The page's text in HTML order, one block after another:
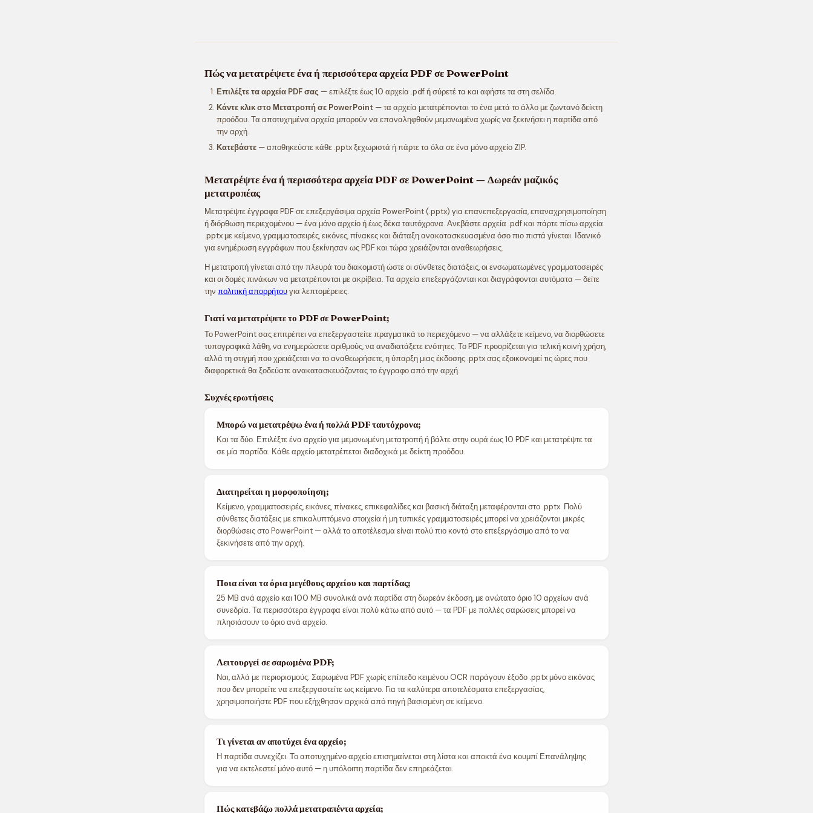
Πώς να μετατρέψετε ένα ή περισσότερα αρχεία PDF σε PowerPoint
Επιλέξτε τα αρχεία PDF σας — επιλέξτε έως 10 αρχεία .pdf ή σύρετέ τα και αφήστε τα στη σελίδα.
Κάντε κλικ στο Μετατροπή σε PowerPoint — τα αρχεία μετατρέπονται το ένα μετά το άλλο με ζωντανό δείκτη
προόδου. Τα αποτυχημένα αρχεία μπορούν να επαναληφθούν μεμονωμένα χωρίς να ξεκινήσει η παρτίδα από
την αρχή.
Κατεβάστε — αποθηκεύστε κάθε .pptx ξεχωριστά ή πάρτε τα όλα σε ένα μόνο αρχείο ZIP.
Μετατρέψτε ένα ή περισσότερα αρχεία PDF σε PowerPoint — Δωρεάν μαζικός
μετατροπέας
Μετατρέψτε έγγραφα PDF σε επεξεργάσιμα αρχεία PowerPoint (.pptx) για επανεπεξεργασία, επαναχρησιμοποίηση
ή διόρθωση περιεχομένου — ένα μόνο αρχείο ή έως δέκα ταυτόχρονα. Ανεβάστε αρχεία .pdf και πάρτε πίσω αρχεία
.pptx με κείμενο, γραμματοσειρές, εικόνες, πίνακες και διάταξη ανακατασκευασμένα όσο πιο πιστά γίνεται. Ιδανικό
για ενημέρωση εγγράφων που ξεκίνησαν ως PDF και τώρα χρειάζονται αναθεωρήσεις.
Η μετατροπή γίνεται από την πλευρά του διακομιστή ώστε οι σύνθετες διατάξεις, οι ενσωματωμένες γραμματοσειρές
και οι δομές πινάκων να μετατρέπονται με ακρίβεια. Τα αρχεία επεξεργάζονται και διαγράφονται αυτόματα — δείτε
την πολιτική απορρήτουγια λεπτομέρειες.
Γιατί να μετατρέψετε το PDF σε PowerPoint;
Το PowerPoint σας επιτρέπει να επεξεργαστείτε πραγματικά το περιεχόμενο — να αλλάξετε κείμενο, να διορθώσετε
τυπογραφικά λάθη, να ενημερώσετε αριθμούς, να αναδιατάξετε ενότητες. Το PDF προορίζεται για τελική κοινή χρήση,
αλλά τη στιγμή που χρειάζεται να το αναθεωρήσετε, η ύπαρξη μιας έκδοσης .pptx σας εξοικονομεί τις ώρες που
διαφορετικά θα ξοδεύατε ανακατασκευάζοντας το έγγραφο από την αρχή.
Συχνές ερωτήσεις
Μπορώ να μετατρέψω ένα ή πολλά PDF ταυτόχρονα;
Και τα δύο. Επιλέξτε ένα αρχείο για μεμονωμένη μετατροπή ή βάλτε στην ουρά έως 10 PDF και μετατρέψτε τα
σε μία παρτίδα. Κάθε αρχείο μετατρέπεται διαδοχικά με δείκτη προόδου.
Διατηρείται η μορφοποίηση;
Κείμενο, γραμματοσειρές, εικόνες, πίνακες, επικεφαλίδες και βασική διάταξη μεταφέρονται στο .pptx. Πολύ
σύνθετες διατάξεις με επικαλυπτόμενα στοιχεία ή μη τυπικές γραμματοσειρές μπορεί να χρειάζονται μικρές
διορθώσεις στο PowerPoint — αλλά το αποτέλεσμα είναι πολύ πιο κοντά στο επεξεργάσιμο από το να
ξεκινήσετε από την αρχή.
Ποια είναι τα όρια μεγέθους αρχείου και παρτίδας;
25 MB ανά αρχείο και 100 MB συνολικά ανά παρτίδα στη δωρεάν έκδοση, με ανώτατο όριο 10 αρχείων ανά
συνεδρία. Τα περισσότερα έγγραφα είναι πολύ κάτω από αυτό — τα PDF με πολλές σαρώσεις μπορεί να
πλησιάσουν το όριο ανά αρχείο.
Λειτουργεί σε σαρωμένα PDF;
Ναι, αλλά με περιορισμούς. Σαρωμένα PDF χωρίς επίπεδο κειμένου OCR παράγουν έξοδο .pptx μόνο εικόνας
που δεν μπορείτε να επεξεργαστείτε ως κείμενο. Για τα καλύτερα αποτελέσματα επεξεργασίας,
χρησιμοποιήστε PDF που εξήχθησαν αρχικά από πηγή βασισμένη σε κείμενο.
Τι γίνεται αν αποτύχει ένα αρχείο;
Η παρτίδα συνεχίζει. Το αποτυχημένο αρχείο επισημαίνεται στη λίστα και αποκτά ένα κουμπί Επανάληψης
για να εκτελεστεί μόνο αυτό — η υπόλοιπη παρτίδα δεν επηρεάζεται.
Πώς κατεβάζω πολλά μετατραπέντα αρχεία;